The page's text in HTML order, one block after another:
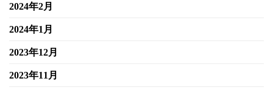
2024年2月
2024年1月
2023年12月
2023年11月